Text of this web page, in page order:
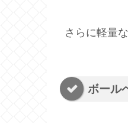
さらに軽量
ボール